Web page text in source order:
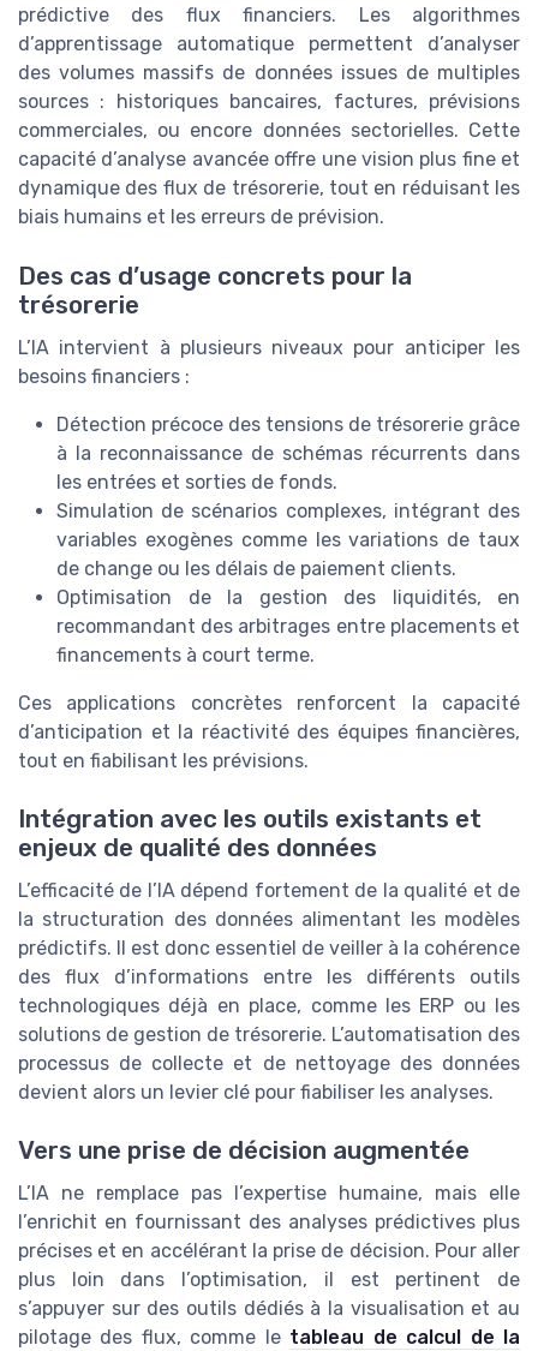
prédictive des flux financiers. Les algorithmes
d’apprentissage automatique permettent d’analyser
des volumes massifs de données issues de multiples
sources : historiques bancaires, factures, prévisions
commerciales, ou encore données sectorielles. Cette
capacité d’analyse avancée offre une vision plus fine et
dynamique des flux de trésorerie, tout en réduisant les
biais humains et les erreurs de prévision.
Des cas d’usage concrets pour la
trésorerie
L’IA intervient à plusieurs niveaux pour anticiper les
besoins financiers :
Détection précoce des tensions de trésorerie grâce
à la reconnaissance de schémas récurrents dans
les entrées et sorties de fonds.
Simulation de scénarios complexes, intégrant des
variables exogènes comme les variations de taux
de change ou les délais de paiement clients.
Optimisation de la gestion des liquidités, en
recommandant des arbitrages entre placements et
financements à court terme.
Ces applications concrètes renforcent la capacité
d’anticipation et la réactivité des équipes financières,
tout en fiabilisant les prévisions.
Intégration avec les outils existants et
enjeux de qualité des données
L’efficacité de l’IA dépend fortement de la qualité et de
la structuration des données alimentant les modèles
prédictifs. Il est donc essentiel de veiller à la cohérence
des flux d’informations entre les différents outils
technologiques déjà en place, comme les ERP ou les
solutions de gestion de trésorerie. L’automatisation des
processus de collecte et de nettoyage des données
devient alors un levier clé pour fiabiliser les analyses.
Vers une prise de décision augmentée
L’IA ne remplace pas l’expertise humaine, mais elle
l’enrichit en fournissant des analyses prédictives plus
précises et en accélérant la prise de décision. Pour aller
plus loin dans l’optimisation, il est pertinent de
s’appuyer sur des outils dédiés à la visualisation et au
pilotage des flux, comme le tableau de calcul de la